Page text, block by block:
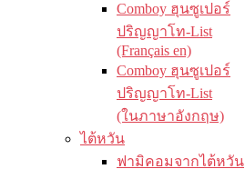
Comboy ฮุนซูเปอร์
ปริญญาโท-List
(Français en)
Comboy ฮุนซูเปอร์
ปริญญาโท-List
(ในภาษาอังกฤษ)
ไต้หวัน
ฟามิคอมจากไต้หวัน